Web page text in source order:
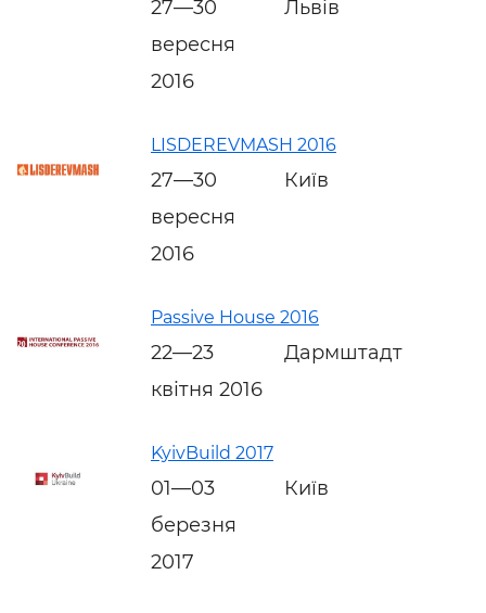
27—30
вересня
2016
Львів
LISDEREVMASH 2016
27—30
вересня
2016
Київ
Passive House 2016
22—23
квітня 2016
Дармштадт
KyivBuild 2017
01—03
березня
2017
Київ